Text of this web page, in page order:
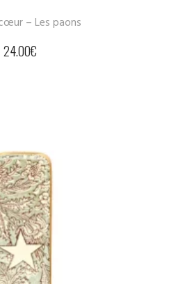
– Les paons
24.00€